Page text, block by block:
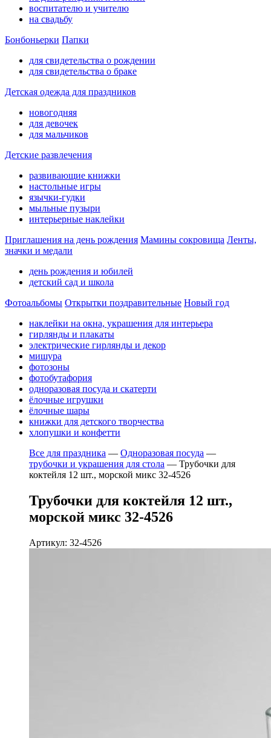
воспитателю и учителю
на свадьбу
Бонбоньерки Папки
для свидетельства о рождении
для свидетельства о браке
Детская одежда для праздников
новогодняя
для девочек
для мальчиков
Детские развлечения
развивающие книжки
настольные игры
язычки-гудки
мыльные пузыри
интерьерные наклейки
Приглашения на день рождения Мамины сокровища Ленты,
значки и медали
день рождения и юбилей
детский сад и школа
Фотоальбомы Открытки поздравительные Новый год
наклейки на окна, украшения для интерьера
гирлянды и плакаты
электрические гирлянды и декор
мишура
фотозоны
фотобутафория
одноразовая посуда и скатерти
ёлочные игрушки
ёлочные шары
книжки для детского творчества
хлопушки и конфетти
Все для праздника — Одноразовая посуда —
трубочки и украшения для стола — Трубочки для
коктейля 12 шт., морской микс 32-4526
Трубочки для коктейля 12 шт.,
морской микс 32-4526
Артикул: 32-4526